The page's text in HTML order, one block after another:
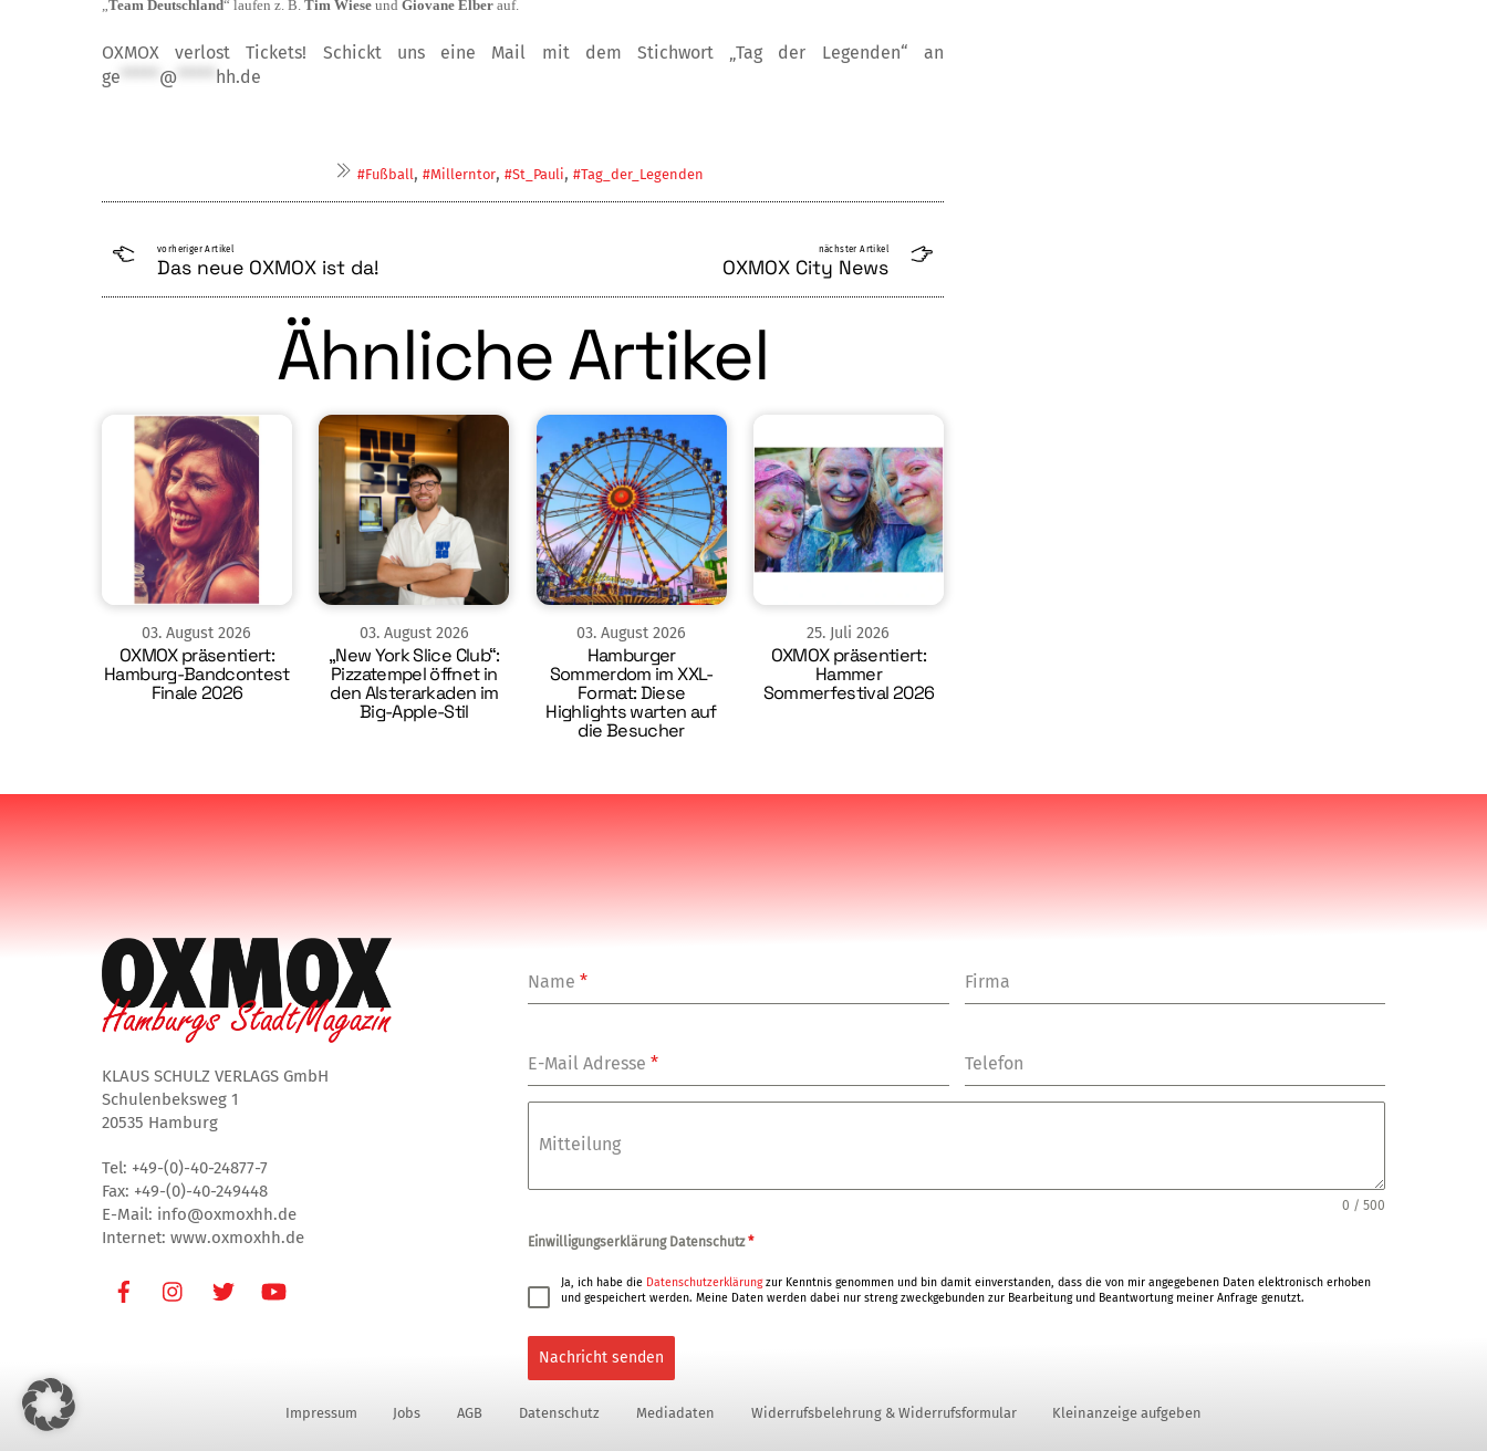
„Team Deutschland“ lau­fen z. B. Tim Wiese und Giovane Élber auf.
OXMOX verlost Tickets! Schickt uns eine Mail mit dem Stichwort „Tag der Legenden“ an
ge ***** @ ***** hh.de
#Fußball, #Millerntor, #St_Pauli, #Tag_der_Legenden
vorheriger Artikel
Das neue OXMOX ist da!
nächster Artikel
OXMOX City News
Ähnliche Artikel
03.August 2026
OXMOX präsentiert:
Hamburg-Bandcontest
Finale 2026
03. August 2026
„New York Slice Club“:
Pizzatempel öffnet in
den Alsterarkaden im
Big-Apple-Stil
03.August 2026
Hamburger
Sommerdom im XXL-
Format: Diese
Highlights warten auf
die Besucher
25. Juli 2026
OXMOX präsentiert:
Hammer
Sommerfestival 2026
KLAUS SCHULZ VERLAGS GmbH
Schulenbeksweg 1
20535 Hamburg
Tel: +49-(0)-40-24877-7
Fax: +49-(0)-40-249448
E-Mail: info@oxmoxhh.de
Internet: www.oxmoxhh.de
FacebookInstagramTwitter
Name* Firma
E-Mail Adresse* Telefon
Mitteilung
0 / 500
Einwilligungserklärung Datenschutz*
Ja, ich habe die Datenschutzerklärungzur Kenntnis genommen und bin damit einverstanden, dass die von mir angegebenen Daten elektronisch erhoben
und gespeichert werden. Meine Daten werden dabei nur streng zweckgebunden zur Bearbeitung und Beantwortung meiner Anfrage genutzt.
Nachricht senden
Impressum Jobs AGB Datenschutz Mediadaten Widerrufsbelehrung & Widerrufsformular Kleinanzeige aufgeben